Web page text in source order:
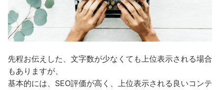
先程お伝えした、文字数が少なくても上位表示される場合
もありますが、
基本的には、SEO評価が高く、上位表示される良いコンテ